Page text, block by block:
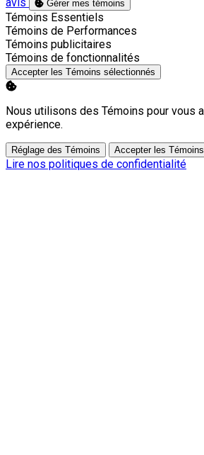
Gérer mes témoins
Activer
Témoins Essentiels
Activer
Témoins de Performances
Activer
Témoins publicitaires
Activer
Témoins de fonctionnalités
Accepter les Témoins sélectionnés
Nous utilisons des Témoins pour vous
expérience.
Réglage des Témoins Accepter les Témoins
Lire nos politiques de confidentialité